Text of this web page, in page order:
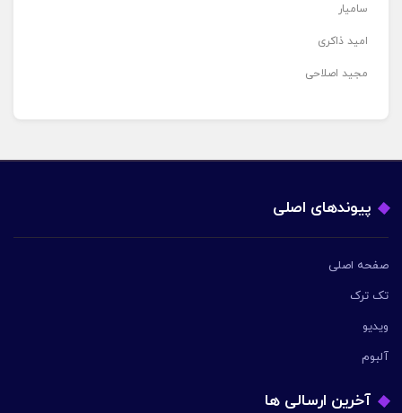
سامیار
امید ذاکری
مجید اصلاحی
پیوندهای اصلی
صفحه اصلی
تک ترک
ویدیو
آلبوم
آخرین ارسالی ها